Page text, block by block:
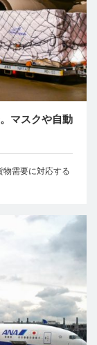
マスクや自動
需要に対応する